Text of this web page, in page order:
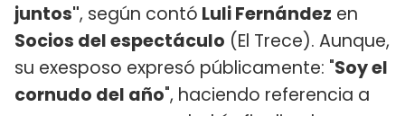
juntos", según contó Luli Fernández en
Socios del espectáculo (El Trece). Aunque,
su exesposo expresó públicamente: "Soy el
cornudo del año", haciendo referencia a